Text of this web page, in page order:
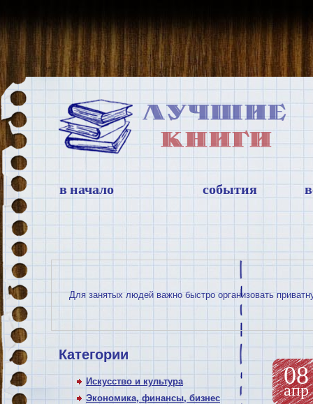
в начало события
Для занятых людей важно быстро организовать
Категории
Искусство и культура
Экономика, финансы, бизнес
08
апр